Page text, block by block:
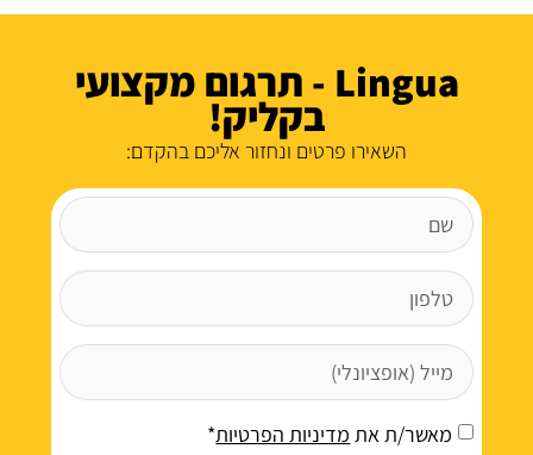
Lingua - תרגום מקצועי
בקליק!
השאירו פרטים ונחזור אליכם בהקדם:
מאשר/ת את מדיניות הפרטיות*